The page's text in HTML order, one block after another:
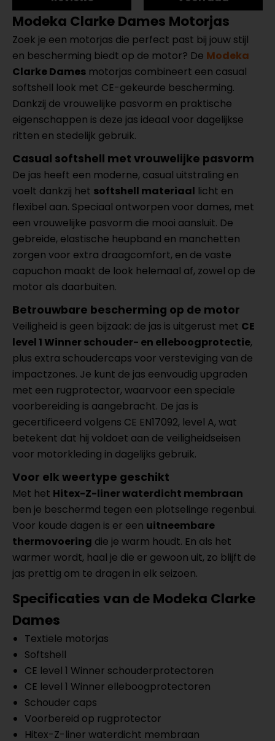
Modeka Clarke Dames Motorjas
Zoek je een motorjas die perfect past bij jouw stijl
en bescherming biedt op de motor? De Modeka
Clarke Dames motorjas combineert een casual
softshell look met CE-gekeurde bescherming.
Dankzij de vrouwelijke pasvorm en praktische
eigenschappen is deze jas ideaal voor dagelijkse
ritten en stedelijk gebruik.
Casual softshell met vrouwelijke pasvorm
De jas heeft een moderne, casual uitstraling en
voelt dankzij het softshell materiaal licht en
flexibel aan. Speciaal ontworpen voor dames, met
een vrouwelijke pasvorm die mooi aansluit. De
gebreide, elastische heupband en manchetten
zorgen voor extra draagcomfort, en de vaste
capuchon maakt de look helemaal af, zowel op de
motor als daarbuiten.
Betrouwbare bescherming op de motor
Veiligheid is geen bijzaak: de jas is uitgerust met CE
level 1 Winner schouder- en elleboogprotectie,
plus extra schoudercaps voor versteviging van de
impactzones. Je kunt de jas eenvoudig upgraden
met een rugprotector, waarvoor een speciale
voorbereiding is aangebracht. De jas is
gecertificeerd volgens CE EN17092, level A, wat
betekent dat hij voldoet aan de veiligheidseisen
voor motorkleding in dagelijks gebruik.
Voor elk weertype geschikt
Met het Hitex-Z-liner waterdicht membraan
ben je beschermd tegen een plotselinge regenbui.
Voor koude dagen is er een uitneembare
thermovoering die je warm houdt. En als het
warmer wordt, haal je die er gewoon uit, zo blijft de
jas prettig om te dragen in elk seizoen.
Specificaties van deModeka Clarke
Dames
Textiele motorjas
Softshell
CE level 1 Winner schouderprotectoren
CE level 1 Winner elleboogprotectoren
Schouder caps
Voorbereid op rugprotector
Hitex-Z-liner waterdicht membraan